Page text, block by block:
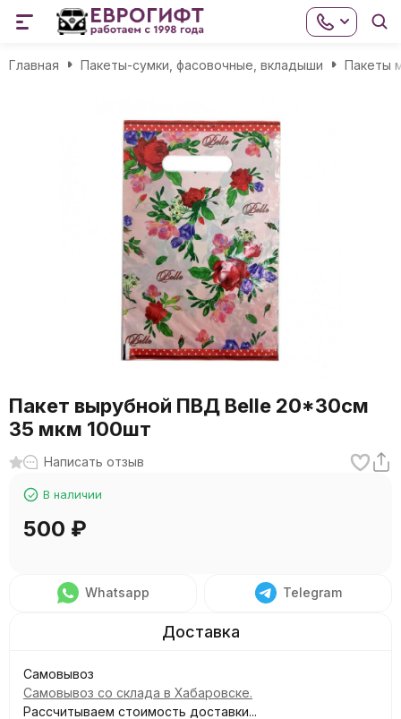
Главная Пакеты-сумки, фасовочные, вкладыши Пакеты
Пакет вырубной ПВД Belle 20*30см
35 мкм 100шт
Написать отзыв
В наличии
500 ₽
Whatsapp Telegram
Самовывоз
Самовывоз со склада в Хабаровске.
Рассчитываем стоимость доставки...